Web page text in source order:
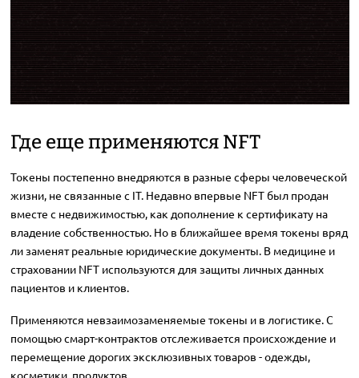
Где еще применяются NFT
Токены постепенно внедряются в разные сферы человеческой
жизни, не связанные с IT. Недавно впервые NFT был продан
вместе с недвижимостью, как дополнение к сертификату на
владение собственностью. Но в ближайшее время токены вряд
ли заменят реальные юридические документы. В медицине и
страховании NFT используются для защиты личных данных
пациентов и клиентов.
Применяются невзаимозаменяемые токены и в логистике. С
помощью смарт-контрактов отслеживается происхождение и
перемещение дорогих эксклюзивных товаров - одежды,